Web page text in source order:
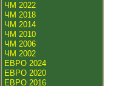
ЧМ 2022
ЧМ 2018
ЧМ 2014
ЧМ 2010
ЧМ 2006
ЧМ 2002
ЕВРО 2024
ЕВРО 2020
ЕВРО 2016